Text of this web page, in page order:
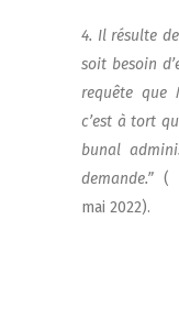
4. Il résulte
soit besoin
requête que
c’est à tort
bu­nal
demande.” (
mai 2022).